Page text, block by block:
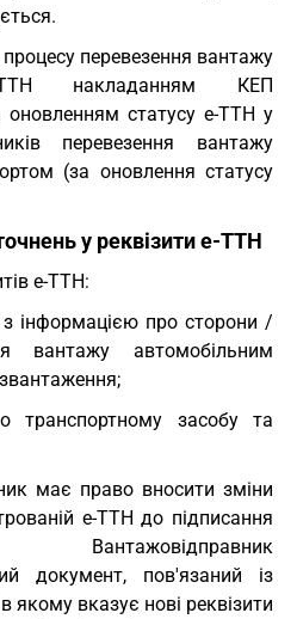
перевезення вантажу
накладанням КЕП
статусу е-ТТН у
перевезення вантажу
(за оновлення статусу
у реквізити е-ТТН
е-ТТН:
з інформацією про сторони /
вантажу автомобільним
транспортному засобу та
має право вносити зміни
е-ТТН до підписання
Вантажовідправник
документ, пов'язаний із
якому вказує нові реквізити